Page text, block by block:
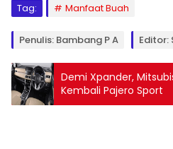
Tag: Manfaat Buah
Penulis: Bambang P A Editor:
Demi Xpander,
Kembali Pajero Sport